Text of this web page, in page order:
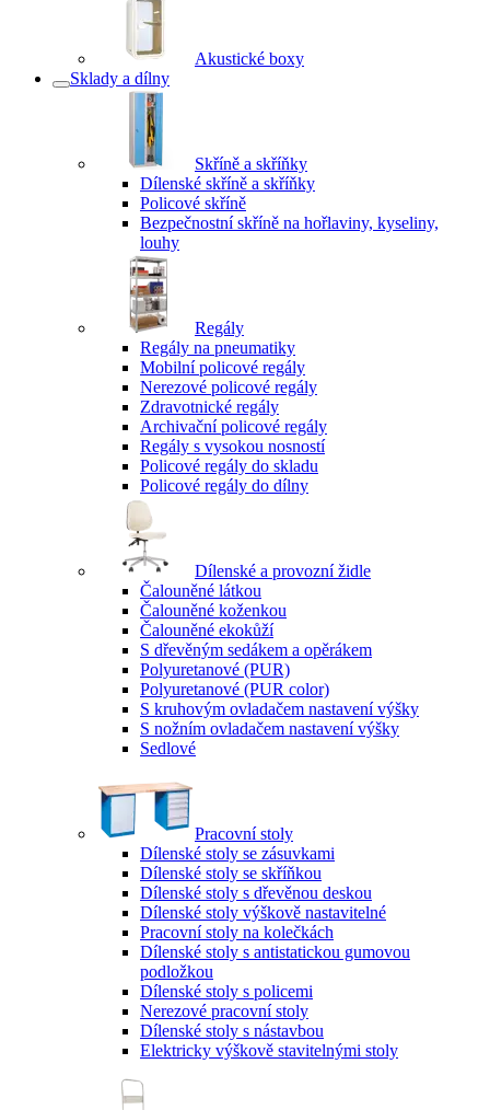
Akustické boxy
Sklady a dílny
Skříně a skříňky
Dílenské skříně a skříňky
Policové skříně
Bezpečnostní skříně na hořlaviny, kyseliny,
louhy
Regály
Regály na pneumatiky
Mobilní policové regály
Nerezové policové regály
Zdravotnické regály
Archivační policové regály
Regály s vysokou nosností
Policové regály do skladu
Policové regály do dílny
Dílenské a provozní židle
Čalouněné látkou
Čalouněné koženkou
Čalouněné ekokůží
S dřevěným sedákem a opěrákem
Polyuretanové (PUR)
Polyuretanové (PUR color)
S kruhovým ovladačem nastavení výšky
S nožním ovladačem nastavení výšky
Sedlové
Pracovní stoly
Dílenské stoly se zásuvkami
Dílenské stoly se skříňkou
Dílenské stoly s dřevěnou deskou
Dílenské stoly výškově nastavitelné
Pracovní stoly na kolečkách
Dílenské stoly s antistatickou gumovou
podložkou
Dílenské stoly s policemi
Nerezové pracovní stoly
Dílenské stoly s nástavbou
Elektricky výškově stavitelnými stoly